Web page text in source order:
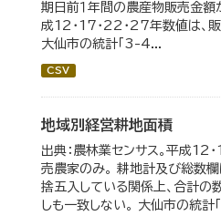
期日前１年間の農産物販売金額
成12・17・22・27年数値は、
大仙市の統計「3-4...
CSV
地域別経営耕地面積
出典：農林業センサス。平成12
売農家のみ。 耕地計及び総数
捨五入している関係上、合計の
しも一致しない。 大仙市の統